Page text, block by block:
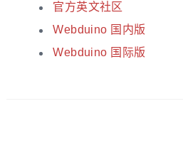
官方英文社区
Webduino 国内版
Webduino 国际版